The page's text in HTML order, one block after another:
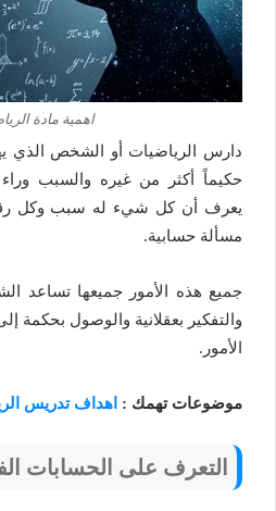
اهمية مادة
دارس الرياضيات أو الشخص الذي
حكيماً أكثر من غيره والسبب
يعرف أن كل شيء له سبب وكل رقم
مسألة حسابية.
جميع هذه الأمور جميعها تساعد
والتفكير بعقلانية والوصول بحكمة
الأمور.
موضوعات تهمك : اهداف تدريس
التعرف على الحسابات